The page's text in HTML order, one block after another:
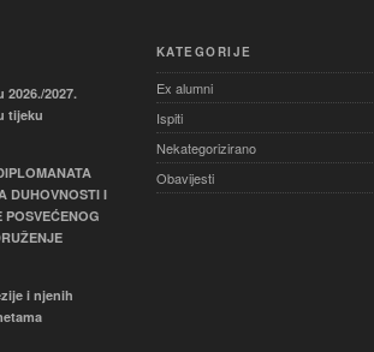
2026./2027.
tijeku
DUHOVNOSTI I
i njenih
KATEGORIJE
Ex alumni
Ispiti
Nekategorizirano
Obavijesti